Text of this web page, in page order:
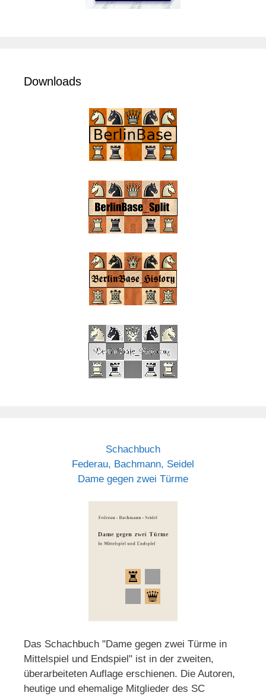
Downloads
Schachbuch
Federau, Bachmann, Seidel
Dame gegen zwei Türme
Das Schachbuch "Dame gegen zwei Türme in
Mittelspiel und Endspiel" ist in der zweiten,
überarbeiteten Auflage erschienen. Die Autoren,
heutige und ehemalige Mitglieder des SC